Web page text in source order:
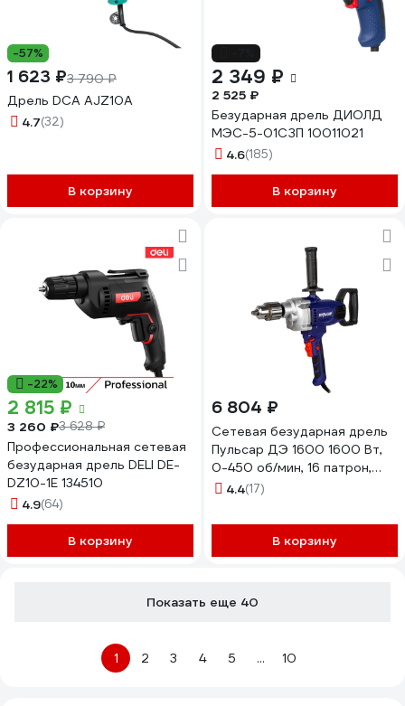
-57%
1 623 ₽3 790 ₽
Дрель DCA AJZ10A
4.7(32)
В корзину
2 349 ₽
2 525 ₽
Безударная дрель ДИОЛД
МЭС-5-01СЗП 10011021
4.6(185)
В корзину
-22%
2 815 ₽
3 260 ₽3 628 ₽
Профессиональная сетевая
безударная дрель DELI DE-
DZ10-1E 134510
4.9(64)
В корзину
6 804 ₽
Сетевая безударная дрель
Пульсар ДЭ 1600 1600 Вт,
0-450 об/мин, 16 патрон,
коробка 916-608
4.4(17)
В корзину
Показать еще 40
1 2 3 4 5 ... 10